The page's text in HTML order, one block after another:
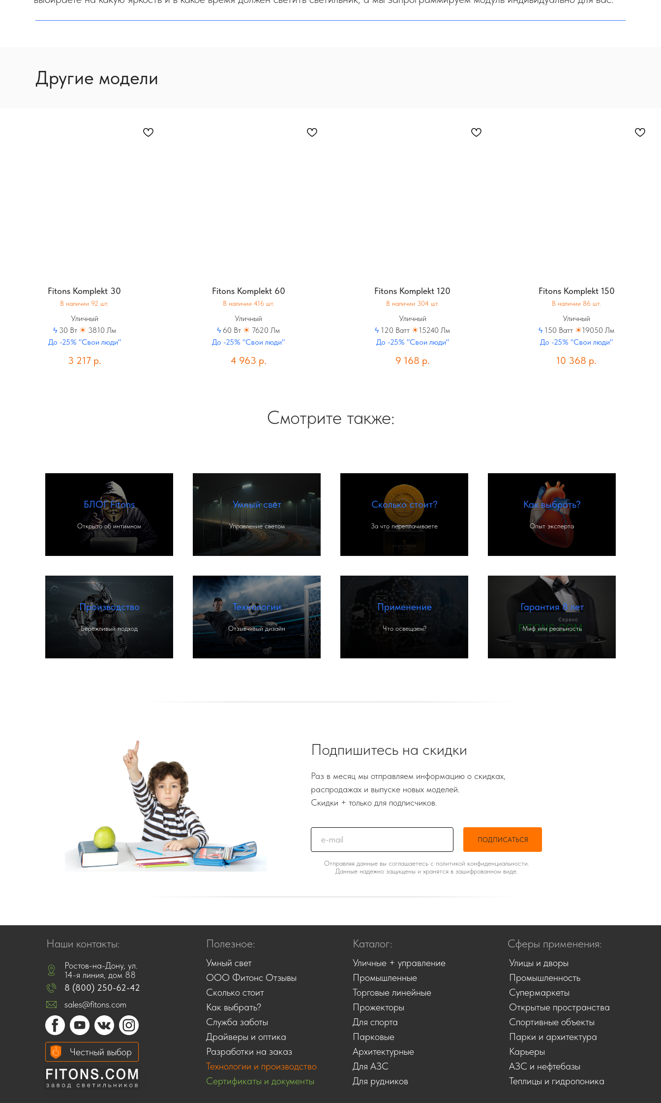
Другие модели
Fitons Komplekt 30
В наличии 92 шт.
Уличный
ϟ30 Вт ☀ 3810 Лм
До -25% "Свои люди"
3 217 р.
Fitons Komplekt 60
В наличии 416 шт.
Уличный
ϟ 60 Вт ☀ 7620 Лм
До -25% "Свои люди"
4 963 р.
Fitons Komplekt 120
В наличии 304 шт.
Уличный
ϟ 120 Ватт ☀15240 Лм
До -25% "Свои люди"
9 168 р.
Fitons Komplekt 150
В наличии 86 шт.
Уличный
ϟ 150 Ватт ☀19050 Лм
До -25% "Свои люди"
10 368 р.
Смотрите также:
БЛОГ Fitons
Открыто об интимном
Умный свет
Управление светом
Сколько стоит?
За что переплачиваете
Как выбрать?
Опыт эксперта
Производство
Бережливый подход
Технологии
Отзывчивый дизайн
Применение
Что освещаем?
Гарантия 8 лет
Миф или реальность
Подпишитесь на скидки
Раз в месяц мы отправляем информацию о скидках,
распродажах и выпуске новых моделей.
Скидки + только для подписчиков.
ПОДПИСАТЬСЯ
Отправляя данные вы соглашаетесь с политикой конфиденциальности.
Данные надежно защищены и хранятся в зашифрованном виде.
Наши контакты:
Ростов-на-Дону, ул.
14-я линия, дом 88
8 (800) 250-62-42
sales@fitons.com
Полезное: Каталог:
Умный свет
ООО Фитонс Отзывы
Сколько стоит
Как выбрать?
Служба заботы
Уличные + управление
Промышленные
Торговые линейные
Прожекторы
Для спорта
Парковые
Архитектурные
Для АЗС
Для рудников
Улицы и дворы
Промышленность
Супермаркеты
Открытые пространства
Спортивные объекты
Парки и архитектура
Карьеры
АЗС и нефтебазы
Теплицы и гидропоника
Драйверы и оптика
Разработки на заказ
Сферы применения:
Честный выбор
Технологии и производство
Сертификаты и документы